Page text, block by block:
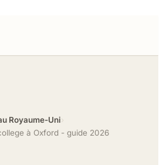
Royaume-Uni›
à Oxford - guide 2026